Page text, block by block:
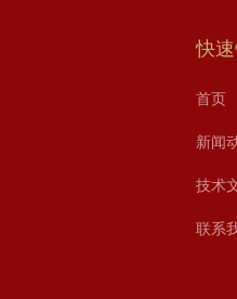
快
首页
新闻
技术
联系